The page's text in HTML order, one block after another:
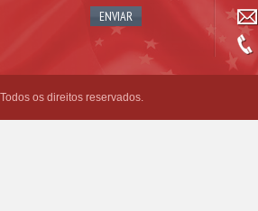
os direitos reservados.